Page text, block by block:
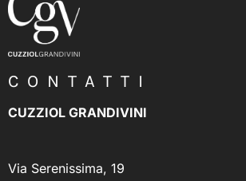
CONTATTI
CUZZIOL GRANDIVINI
Via Serenissima, 19